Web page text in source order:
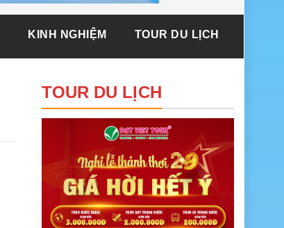
KINH NGHIỆM TOUR DU LỊCH
TOUR DU LỊCH